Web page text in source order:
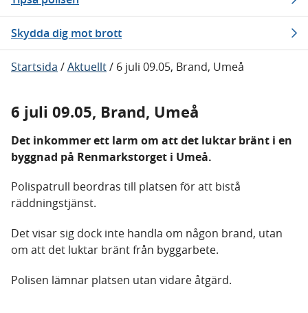
Skydda dig mot brott
Startsida /Aktuellt/ 6 juli 09.05, Brand, Umeå
6 juli 09.05, Brand, Umeå
Det inkommer ett larm om att det luktar bränt i en
byggnad på Renmarkstorget i Umeå.
Polispatrull beordras till platsen för att bistå
räddningstjänst.
Det visar sig dock inte handla om någon brand, utan
om att det luktar bränt från byggarbete.
Polisen lämnar platsen utan vidare åtgärd.